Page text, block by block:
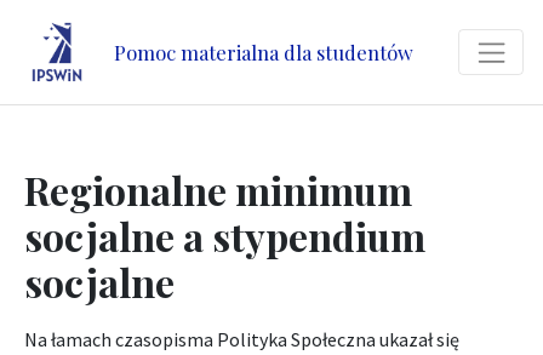
Pomoc materialna dla studentów
Regionalne minimum
socjalne a stypendium
socjalne
Na łamach czasopisma Polityka Społeczna ukazał się